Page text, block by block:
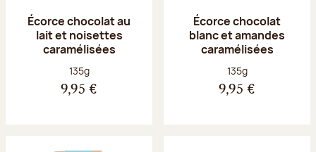
Écorce chocolat au
lait et noisettes
caramélisées
Poids net :
135g
9,95 €
Écorce chocolat
blanc et amandes
caramélisées
Poids net :
135g
9,95 €